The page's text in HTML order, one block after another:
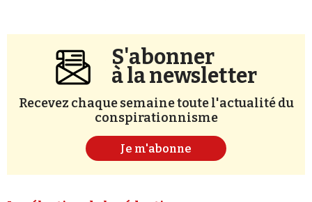
S'abonner
à la newsletter
Recevez chaque semaine toute l'actualité du
conspirationnisme
Je m'abonne